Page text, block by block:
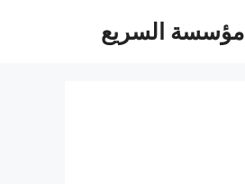
مؤسسة السريع